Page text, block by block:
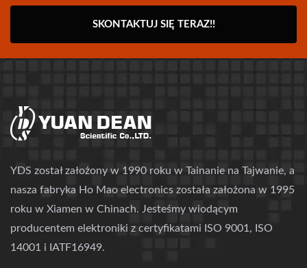
SKONTAKTUJ SIĘ TERAZ!!
YDS został założony w 1990 roku w Tainanie na Tajwanie, a
nasza fabryka Ho Mao electronics została założona w 1995
roku w Xiamen w Chinach. Jesteśmy wiodącym
producentem elektroniki z certyfikatami ISO 9001, ISO
14001 i IATF16949.